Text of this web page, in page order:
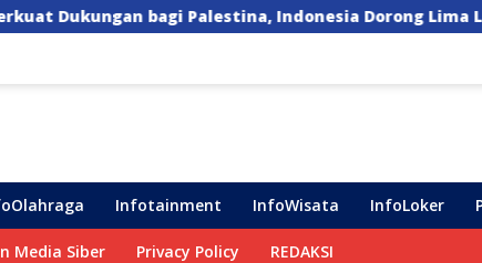
Palestina, Indonesia Dorong Lima Langkah Konkret
Infotainment InfoWisata InfoLoker
Media Siber Privacy Policy REDAKSI